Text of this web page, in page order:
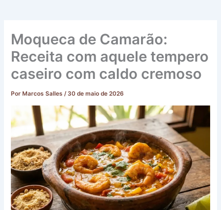
Moqueca de Camarão:
Receita com aquele tempero
caseiro com caldo cremoso
Por Marcos Salles/ 30 de maio de 2026